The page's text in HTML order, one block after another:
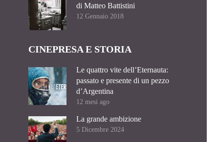
di Matteo Battistini
12 Gennaio 2018
CINEPRESA E STORIA
Le quattro vite dell’Eternauta:
passato e presente di un pezzo
d’Argentina
12 mesi ago
La grande ambizione
5 Dicembre 2024